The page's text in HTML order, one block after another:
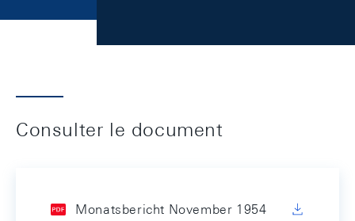
Consulter le document
Monatsbericht November 1954